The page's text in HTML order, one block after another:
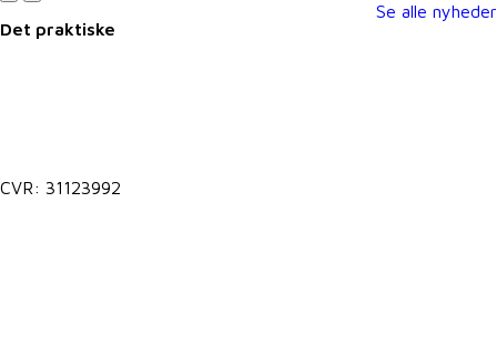
Se alle nyheder
Det praktiske
CVR: 31123992